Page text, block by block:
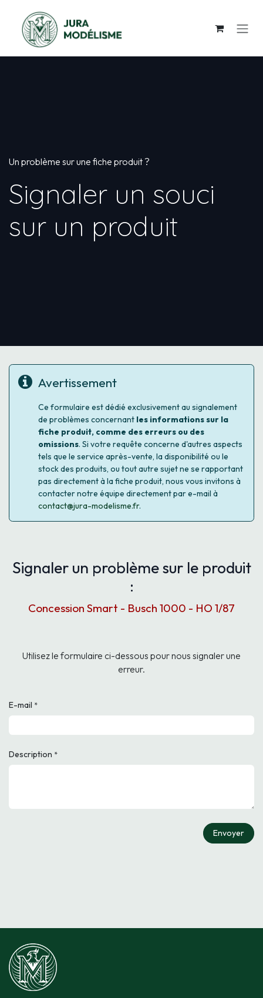
Un problème sur une fiche produit ?
Signaler un souci
sur un produit
Avertissement
Ce formulaire est dédié exclusivement au signalement
de problèmes concernant les informations sur la
fiche produit, comme des erreurs ou des
omissions. Si votre requête concerne d'autres aspects
tels que le service après-vente, la disponibilité ou le
stock des produits, ou tout autre sujet ne se rapportant
pas directement à la fiche produit, nous vous invitons à
contacter notre équipe directement par e-mail à
contact@jura-modelisme.fr.
Signaler un problème sur le produit
:
Concession Smart - Busch 1000 - HO 1/87
Utilisez le formulaire ci-dessous pour nous signaler une
erreur.
E-mail *
Description *
Envoyer